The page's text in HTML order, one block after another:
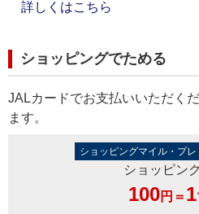
詳しくはこちら
ショッピングでためる
JALカードでお支払いいただく
ます。
ショッピングマイル・プ
ショッピン
100円＝ 1